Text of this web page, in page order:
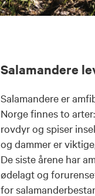
Salamandere
Salamandere er
Norge finnes to
rovdyr og spiser
og dammer er
De siste årene har
ødelagt og
for